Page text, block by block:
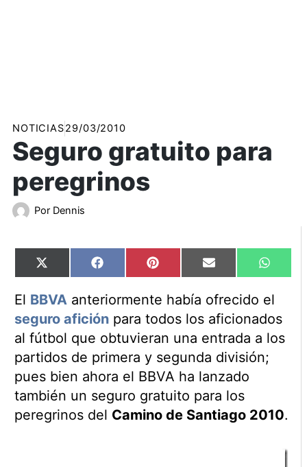
NOTICIAS29/03/2010
Seguro gratuito para
peregrinos
Por Dennis
Compartir
en
X
(Twitter)
Compartir
en
Facebook Compartir
en
Pinterest Compartir
en
Email
en
El BBVAanteriormente había ofrecido el
seguro aficiónpara todos los aficionados
al fútbol que obtuvieran una entrada a los
partidos de primera y segunda división;
pues bien ahora el BBVA ha lanzado
también un seguro gratuito para los
peregrinos del Camino de Santiago 2010.